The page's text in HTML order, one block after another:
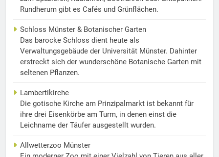
Rundherum gibt es Cafés und Grünflächen.
Schloss Münster & Botanischer Garten
Das barocke Schloss dient heute als
Verwaltungsgebäude der Universität Münster. Dahinter
erstreckt sich der wunderschöne Botanische Garten mit
seltenen Pflanzen.
Lambertikirche
Die gotische Kirche am Prinzipalmarkt ist bekannt für
ihre drei Eisenkörbe am Turm, in denen einst die
Leichname der Täufer ausgestellt wurden.
Allwetterzoo Münster